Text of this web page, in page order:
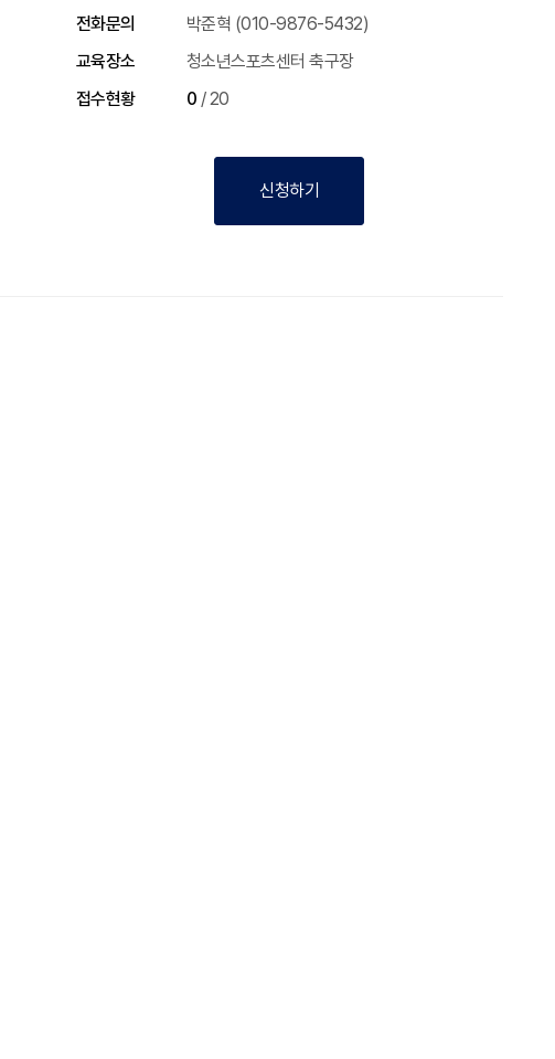
전화문의
박준혁 (010-9876-5432)
교육장소
청소년스포츠센터 축구장
접수현황
0 /20
신청하기